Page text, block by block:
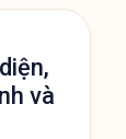
và